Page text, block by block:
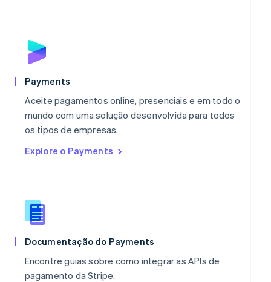
Payments
Aceite pagamentos online, presenciais e em todo o
mundo com uma solução desenvolvida para todos
os tipos de empresas.
Explore o Payments
Documentação do Payments
Encontre guias sobre como integrar as APIs de
pagamento da Stripe.
English
Español
English
Nova Zelândia
English
Países Baixos
NederlandsEnglish
Português
RAE de Hong Kong, China
English
Reino Unido
República Tcheca
English